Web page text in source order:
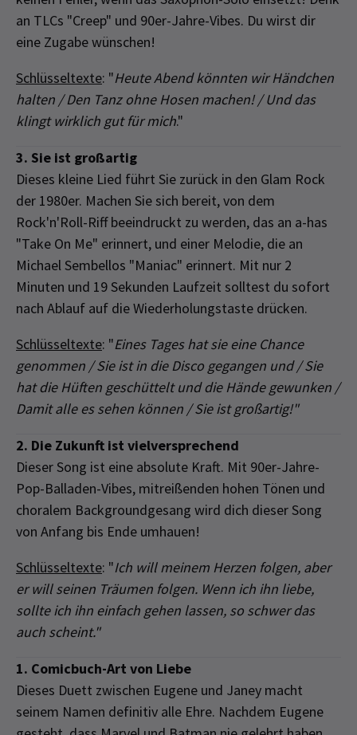
an TLCs "Creep" und 90er-Jahre-Vibes. Du wirst dir
eine Zugabe wünschen!
Schlüsseltexte: "Heute Abend könnten wir Händchen
halten / Den Tanz ohne Hosen machen! / Und das
klingt wirklich gut für mich."
3. Sie ist großartig
Dieses kleine Lied führt Sie zurück in den Glam Rock
der 1980er. Machen Sie sich bereit, von dem
Rock'n'Roll-Riff beeindruckt zu werden, das an a-has
"Take On Me" erinnert, und einer Melodie, die an
Michael Sembellos "Maniac" erinnert. Mit nur 2
Minuten und 19 Sekunden Laufzeit solltest du sofort
nach Ablauf auf die Wiederholungstaste drücken.
Schlüsseltexte: "Eines Tages hat sie eine Chance
genommen / Sie ist in die Disco gegangen und / Sie
hat die Hüften geschüttelt und die Hände gewunken /
Damit alle es sehen können / Sie ist großartig!"
2. Die Zukunft ist vielversprechend
Dieser Song ist eine absolute Kraft. Mit 90er-Jahre-
Pop-Balladen-Vibes, mitreißenden hohen Tönen und
choralem Backgroundgesang wird dich dieser Song
von Anfang bis Ende umhauen!
Schlüsseltexte: "Ich will meinem Herzen folgen, aber
er will seinen Träumen folgen. Wenn ich ihn liebe,
sollte ich ihn einfach gehen lassen, so schwer das
auch scheint."
1. Comicbuch-Art von Liebe
Dieses Duett zwischen Eugene und Janey macht
seinem Namen definitiv alle Ehre. Nachdem Eugene